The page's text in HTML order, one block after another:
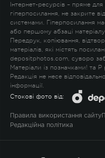
Інтернет-ресурсів – пряме
гіперпосилання, не закрите
системами. Гіперпосилання
або першому абзаці матеріалу.
Передрук, копіювання,
матеріалів, які містять
depositphotos.com, суворо
Матеріали із позначками! та P
Редакція не несе
інформації.
Стокові фото від:
Правила використання сайту
Редакційна політика